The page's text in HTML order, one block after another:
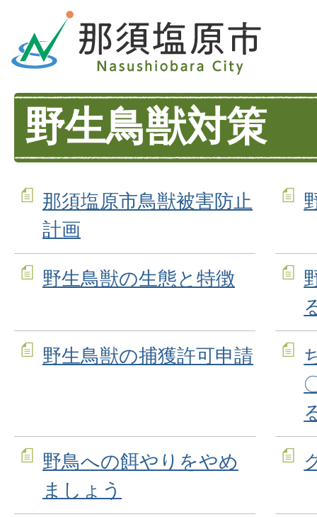
野生鳥獣対策
那須塩原市鳥獣被害防止
計画
野生鳥獣の生態と特徴
野生鳥獣の捕獲許可申請
野鳥への餌やりをやめ
ましょう